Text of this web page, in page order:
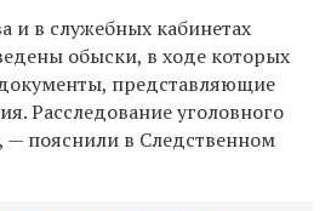
и в служебных кабинетах
обыски, в ходе которых
представляющие
Расследование уголовного
— пояснили в Следственном